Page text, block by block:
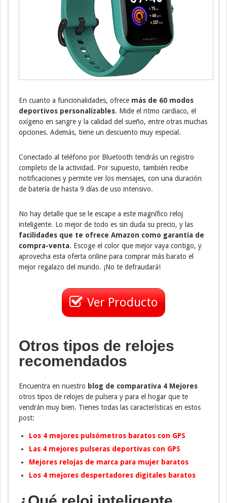
En cuanto a funcionalidades, ofrece más de 60 modos
deportivos personalizables. Mide el ritmo cardiaco, el
oxígeno en sangre y la calidad del sueño, entre otras muchas
opciones. Además, tiene un descuento muy especial.
Conectado al teléfono por Bluetooth tendrás un registro
completo de la actividad. Por supuesto, también recibe
notificaciones y permite ver los mensajes, con una duración
de batería de hasta 9 días de uso intensivo.
No hay detalle que se le escape a este magnífico reloj
inteligente. Lo mejor de todo es sin duda su precio, y las
facilidades que te ofrece Amazon como garantía de
compra-venta. Escoge el color que mejor vaya contigo, y
aprovecha esta oferta online para comprar más barato el
mejor regalazo del mundo. ¡No te defraudará!
Ver Producto
Otros tipos de relojes
recomendados
Encuentra en nuestro blog de comparativa 4 Mejores
otros tipos de relojes de pulsera y para el hogar que te
vendrán muy bien. Tienes todas las características en estos
post:
Los 4 mejores pulsómetros baratos con GPS
Las 4 mejores pulseras deportivas con GPS
Mejores relojas de marca para mujer baratos
Los 4 mejores despertadores digitales baratos